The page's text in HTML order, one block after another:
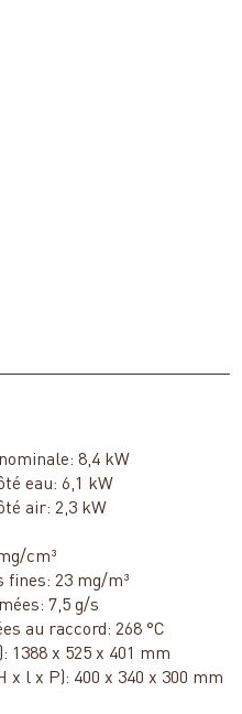
8,4 kW
eau: 6,1 kW
air: 2,3 kW
cm³
fines: 23 mg/m³
7,5 g/s
au raccord: 268 °C
1388 x 525 x 401 mm
x l x P): 400 x 340 x 300 mm